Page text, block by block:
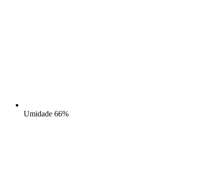
Umidade 66%